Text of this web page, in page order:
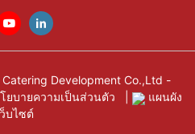
Development Co.,Ltd -
ยบายความเป็นส่วนตัว
แผนผัง
ว็บไซต์